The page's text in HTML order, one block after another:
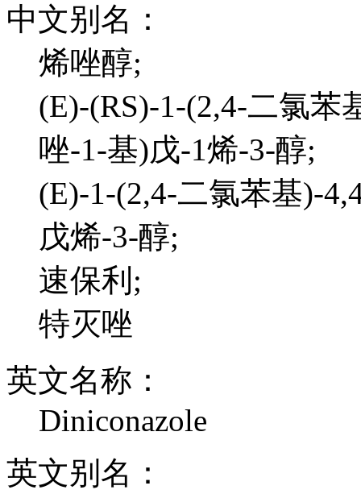
中文别名：
烯唑醇;
(E)-(RS)-1-(2,4-二氯苯
唑-1-基)戊-1烯-3-醇;
(E)-1-(2,4-二氯苯基)-
戊烯-3-醇;
速保利;
特灭唑
英文名称：
Diniconazole
英文别名：